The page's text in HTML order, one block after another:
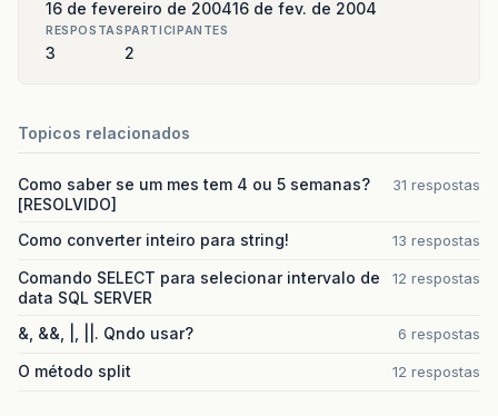
16 de fevereiro de 200416 de fev. de 2004
RESPOSTAS
3
PARTICIPANTES
2
Topicos relacionados
Como saber se um mes tem 4 ou 5 semanas?
[RESOLVIDO]
31 respostas
Como converter inteiro para string! 13 respostas
Comando SELECT para selecionar intervalo de
data SQL SERVER
12 respostas
&, &&, |, ||. Qndo usar? 6 respostas
O método split 12 respostas